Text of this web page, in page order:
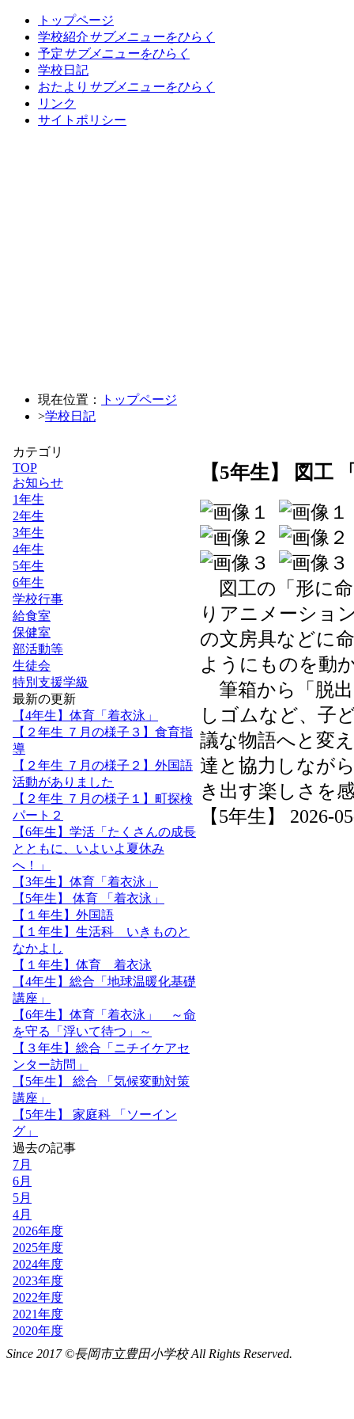
トップページ
学校紹介サブメニューをひらく
予定サブメニューをひらく
学校日記
おたより サブメニューをひらく
リンク
サイトポリシー
現在位置：
トップページ
>学校日記
Since 2017 ©長岡市立豊田小学校 All Rights Reserved.